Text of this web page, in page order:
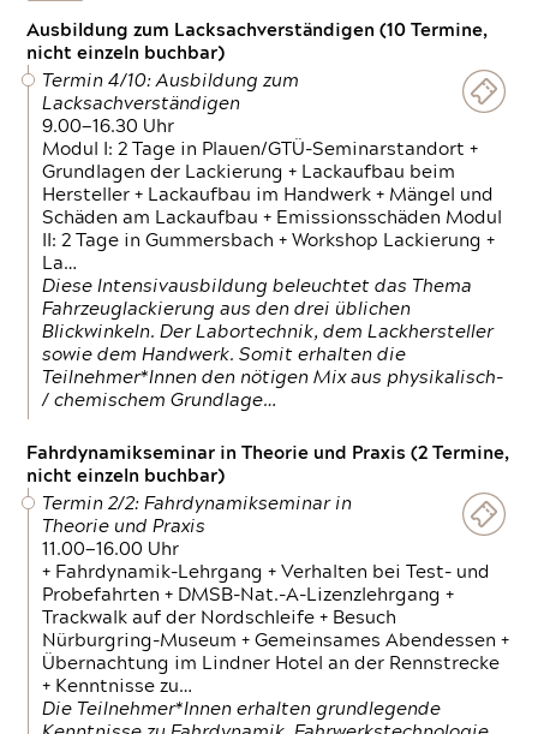
Ausbildung zum Lacksachverständigen (10 Termine,
nicht einzeln buchbar)
Termin 4/10: Ausbildung zum
Lacksachverständigen
9.00—16.30 Uhr
Modul I: 2 Tage in Plauen/GTÜ-Seminarstandort +
Grundlagen der Lackierung + Lackaufbau beim
Hersteller + Lackaufbau im Handwerk + Mängel und
Schäden am Lackaufbau + Emissionsschäden Modul
II: 2 Tage in Gummersbach + Workshop Lackierung +
La…
Diese Intensivausbildung beleuchtet das Thema
Fahrzeuglackierung aus den drei üblichen
Blickwinkeln. Der Labortechnik, dem Lackhersteller
sowie dem Handwerk. Somit erhalten die
Teilnehmer*Innen den nötigen Mix aus physikalisch-
/ chemischem Grundlage…
Fahrdynamikseminar in Theorie und Praxis (2 Termine,
nicht einzeln buchbar)
Termin 2/2: Fahrdynamikseminar in
Theorie und Praxis
11.00—16.00 Uhr
+ Fahrdynamik-Lehrgang + Verhalten bei Test- und
Probefahrten + DMSB-Nat.-A-Lizenzlehrgang +
Trackwalk auf der Nordschleife + Besuch
Nürburgring-Museum + Gemeinsames Abendessen +
Übernachtung im Lindner Hotel an der Rennstrecke
+ Kenntnisse zu…
Die Teilnehmer*Innen erhalten grundlegende